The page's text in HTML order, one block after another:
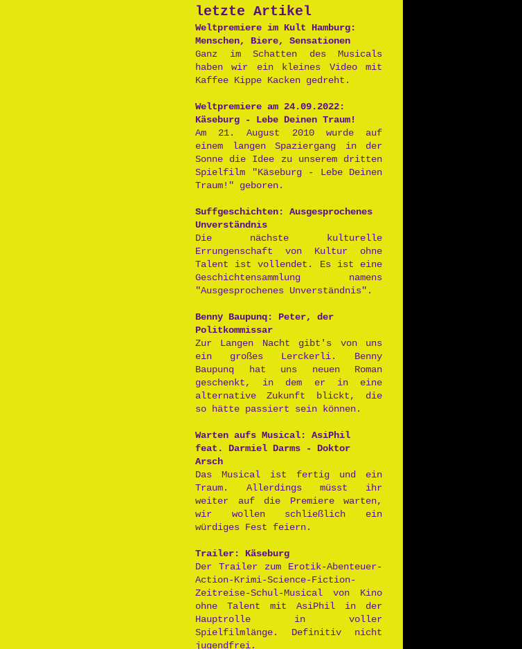
Postpunk
letzte Artikel
Weltpremiere im Kult Hamburg:
Menschen, Biere, Sensationen
Ganz im Schatten des Musicals
haben wir ein kleines Video mit
Kaffee Kippe Kacken gedreht.
Weltpremiere am 24.09.2022:
Käseburg - Lebe Deinen Traum!
Am 21. August 2010 wurde auf
einem langen Spaziergang in der
Sonne die Idee zu unserem dritten
Spielfilm "Käseburg - Lebe Deinen
Traum!" geboren.
Suffgeschichten: Ausgesprochenes
Unverständnis
Die nächste kulturelle
Errungenschaft von Kultur ohne
Talent ist vollendet. Es ist eine
Geschichtensammlung namens
"Ausgesprochenes Unverständnis".
Benny Baupunq: Peter, der
Politkommissar
Zur Langen Nacht gibt's von uns
ein großes Lerckerli. Benny
Baupunq hat uns neuen Roman
geschenkt, in dem er in eine
alternative Zukunft blickt, die
so hätte passiert sein können.
Warten aufs Musical: AsiPhil
feat. Darmiel Darms - Doktor
Arsch
Das Musical ist fertig und ein
Traum. Allerdings müsst ihr
weiter auf die Premiere warten,
wir wollen schließlich ein
würdiges Fest feiern.
Trailer: Käseburg
Der Trailer zum Erotik-Abenteuer-
Action-Krimi-Science-Fiction-
Zeitreise-Schul-Musical von Kino
ohne Talent mit AsiPhil in der
Hauptrolle in voller
Spielfilmlänge. Definitiv nicht
jugendfrei.